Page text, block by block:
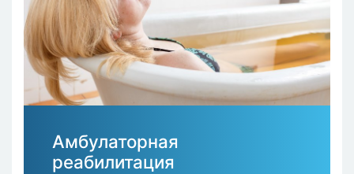
Амбулаторная
реабилитация